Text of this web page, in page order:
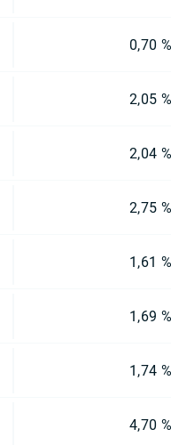
0,70 %
2,05 %
2,04 %
2,75 %
1,61 %
1,69 %
1,74 %
4,70 %